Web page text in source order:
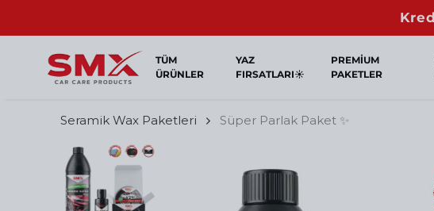
TÜM
ÜRÜNLER
YAZ
FIRSATLARI☀️
PREMİUM
PAKETLER
Seramik Wax Paketleri Süper Parlak Paket ✨